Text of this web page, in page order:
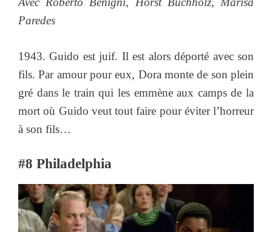
Paredes
1943. Guido est juif. Il est alors déporté avec son
fils. Par amour pour eux, Dora monte de son plein
gré dans le train qui les emmène aux camps de la
mort où Guido veut tout faire pour éviter l’horreur
à son fils…
#8 Philadelphia